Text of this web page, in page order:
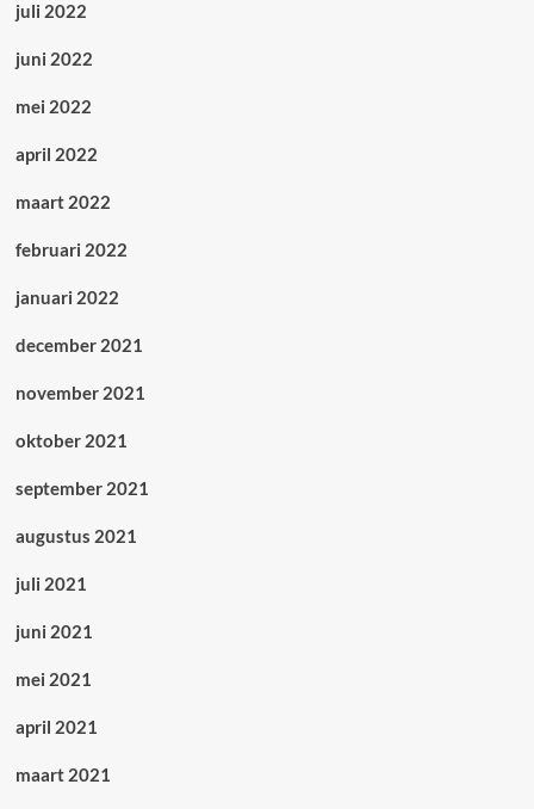
juli 2022
juni 2022
mei 2022
april 2022
maart 2022
februari 2022
januari 2022
december 2021
november 2021
oktober 2021
september 2021
augustus 2021
juli 2021
juni 2021
mei 2021
april 2021
maart 2021